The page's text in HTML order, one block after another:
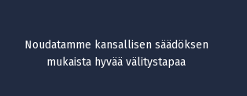
Noudatamme kansallisen säädöksen
mukaista hyvää välitystapaa